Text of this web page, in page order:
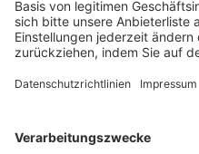
Login SpielPlus
FOLGE DEM BFV